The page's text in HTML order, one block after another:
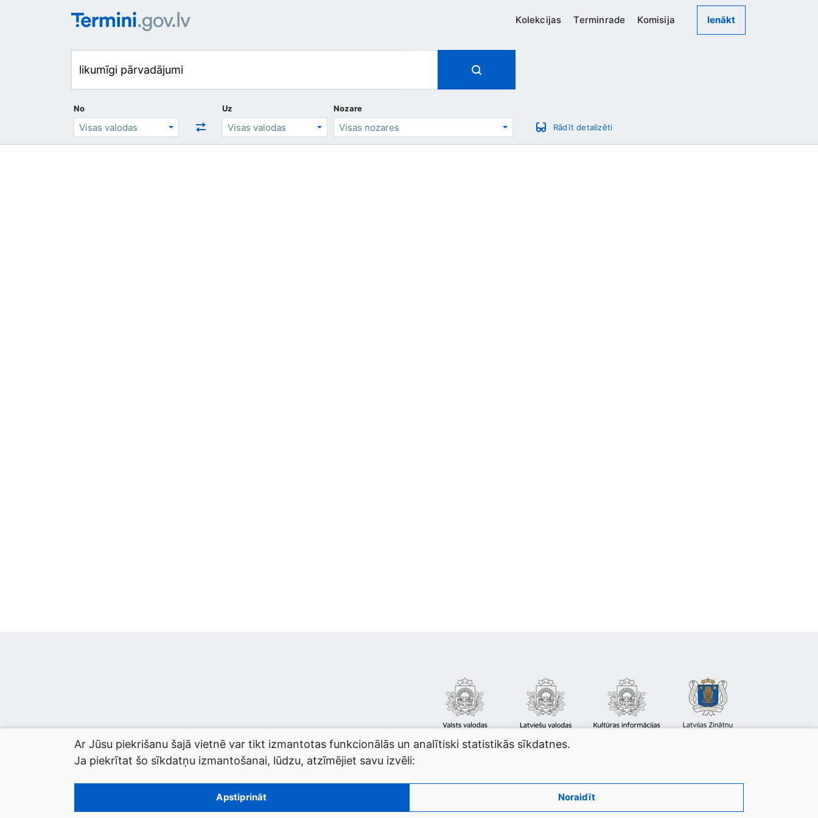
Kolekcijas Terminrade Komisija Ienākt
No Uz
Nozare
Rādīt detalizēti
© 2026 termini.gov.lv. Izstrādātājs:
Ar Jūsu piekrišanu šajā vietnē var tikt izmantotas funkcionālās un analītiski statistikās sīkdatnes.
Ja piekrītat šo sīkdatņu izmantošanai, lūdzu, atzīmējiet savu izvēli:
Apstiprināt Noraidīt